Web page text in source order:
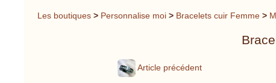
Les boutiques > Personnalise moi > Bracelets cuir Femme >
Article précédent